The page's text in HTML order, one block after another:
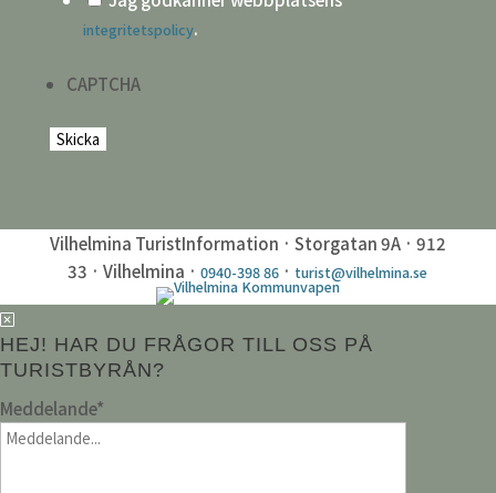
integritetspolicy.
CAPTCHA
Vilhelmina TuristInformation · Storgatan 9A · 912
33 · Vilhelmina ·0940-398 86 · turist@vilhelmina.se
HEJ! HAR DU FRÅGOR TILL OSS PÅ
TURISTBYRÅN?
Meddelande*